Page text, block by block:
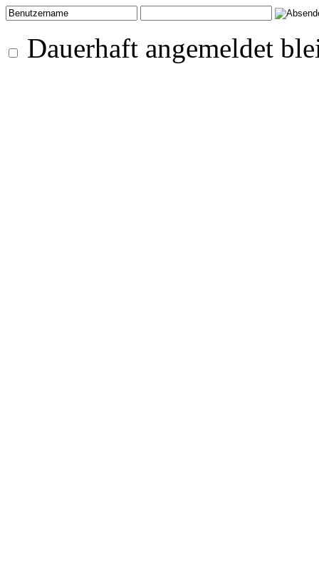
Dauerhaft angemeldet